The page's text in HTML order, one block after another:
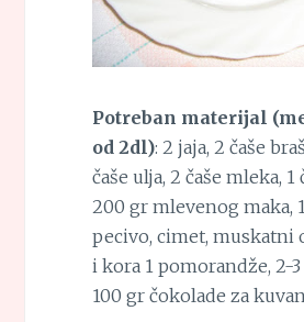
Potreban materijal
od 2dl): 2 jaja, 2 čaše
čaše ulja, 2 čaše mleka, 1
200 gr mlevenog maka,
pecivo, cimet, muskatni
i kora 1 pomorandže, 2-
100 gr čokolade za